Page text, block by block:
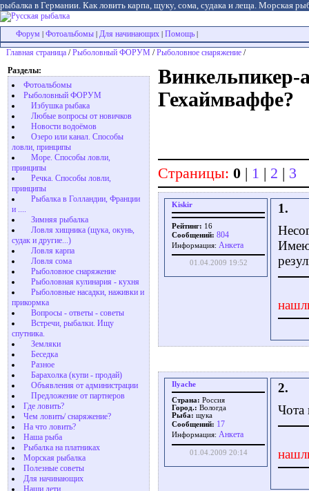
рыбалка в Германии. Как ловить карпа, щуку, сома, судака и леща. Морская
Форум Фотоальбомы Для начинающих Помощь
Главная страница /Рыболовный ФОРУМ /Рыболовное снаряжение /
Разделы:
Фотоальбомы
Рыболовный ФОРУМ
Избушка рыбака
Любые вопросы от новичков
Новости водоёмов
Озеро или канал. Способы
ловли, принципы
Море. Способы ловли,
принципы
Речка. Способы ловли,
принципы
Рыбалка в Голландии, Франции
и ....
Зимняя рыбалка
Ловля хищника (щука, окунь,
судак и другие...)
Ловля карпа
Ловля сома
Рыболовное снаряжение
Рыболовная кулинария - кухня
Рыболовные насадки, наживки и
прикормка
Вопросы - ответы - советы
Встречи, рыбалки. Ищу
спутника.
Земляки
Беседка
Разное
Барахолка (купи - продай)
Объявления от администрации
Предложение от партнеров
Где ловить?
Чем ловить/ снаряжение?
На что ловить?
Наша рыба
Рыбалка на платниках
Морская рыбалка
Полезные советы
Для начинающих
Наши дети
Винкельпикер-
Гехаймваффе?
Страницы: 0 | 1 | 2 | 3
Kiskir
Рейтинг: 16
Сообщений: 804
Информация: Aнкета
01.04.2009 19:52
1.
Имею
Ilyache
Страна: Россия
Город.: Вологда
Рыба: щука
Сообщений: 17
Информация: Aнкета
01.04.2009 20:14
2.
Чота